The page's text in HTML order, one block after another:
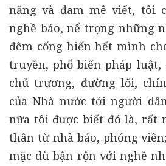
năng và đam mê viết, tôi
nghề báo, nể trọng những
đêm cống hiến hết mình
truyền, phổ biến pháp
chủ trương, đường lối,
của Nhà nước tới người
nữa tôi được biết đó là, rất
thân từ nhà báo, phóng
mặc dù bận rộn với nghề